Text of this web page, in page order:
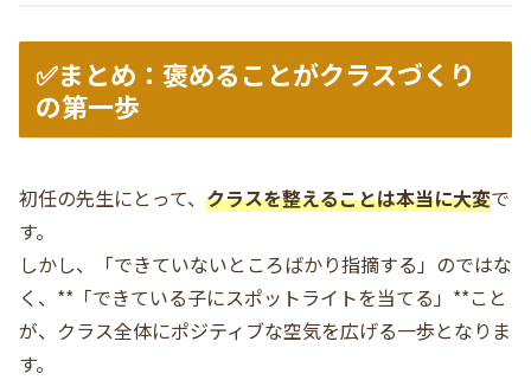
✅まとめ：褒めることがクラスづくり
の第一歩
初任の先生にとって、 クラスを整えることは本当に大変で
す。
しかし、「できていないところばかり指摘する」のではな
く、**「できている子にスポットライトを当てる」**こと
が、クラス全体にポジティブな空気を広げる一歩となりま
す。